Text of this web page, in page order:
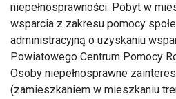
niepełnosprawności. Pobyt w
wsparcia z zakresu pomocy
administracyjną o uzyskaniu
Powiatowego Centrum Pomocy
Osoby niepełnosprawne
(zamieszkaniem w mieszkaniu